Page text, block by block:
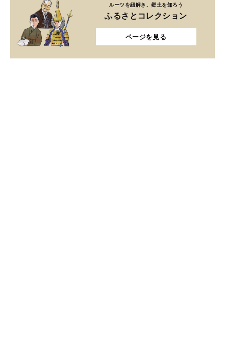
ルーツを紐解き、郷土を知ろう
ふるさとコレクション
ページを見る